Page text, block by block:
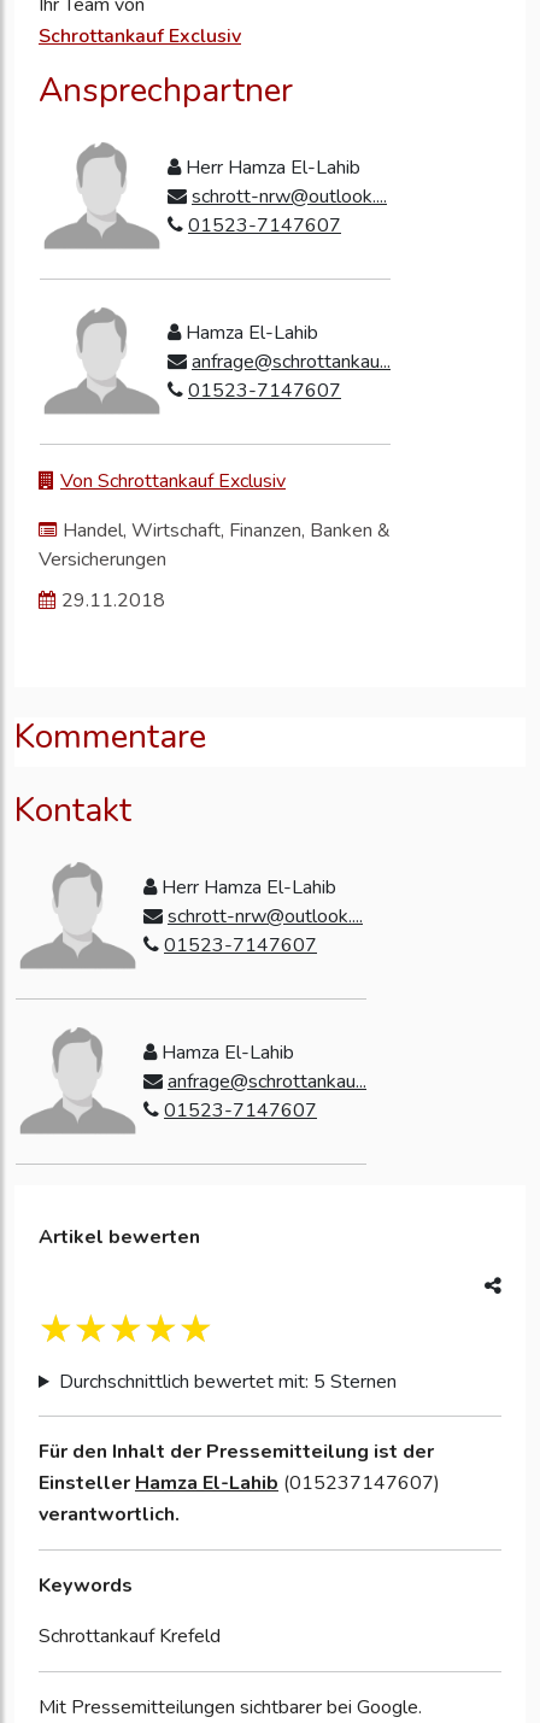
Schrottankauf Exclusiv
Ansprechpartner
Herr Hamza El-Lahib
schrott-nrw@outlook....
01523-7147607
Hamza El-Lahib
anfrage@schrottankau...
01523-7147607
Von Schrottankauf Exclusiv
Handel, Wirtschaft, Finanzen, Banken &
Versicherungen
29.11.2018
Kommentare
Kontakt
Herr Hamza El-Lahib
schrott-nrw@outlook....
01523-7147607
Hamza El-Lahib
anfrage@schrottankau...
01523-7147607
Artikel bewerten
Durchschnittlich bewertet mit: 5 Sternen
Für den Inhalt der Pressemitteilung ist der
Einsteller Hamza El-Lahib (015237147607)
verantwortlich.
Keywords
Schrottankauf Krefeld
Mit Pressemitteilungen sichtbarer bei Google.